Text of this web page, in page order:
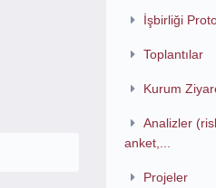
İşbirliği
Toplantılar
Kurum
Analizler
anket,...
Projeler